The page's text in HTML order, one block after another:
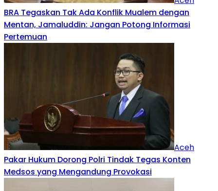
BRA Tegaskan Tak Ada Konflik Mualem dengan
Mentan, Jamaluddin: Jangan Potong Informasi
Pertemuan
Aceh
Pakar Hukum Dorong Polri Tindak Tegas Konten
Medsos yang Mengandung Provokasi